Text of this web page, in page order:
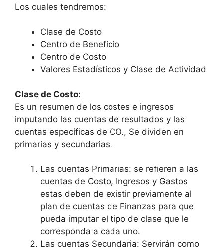
Los cuales tendremos:
Clase de Costo
Centro de Beneficio
Centro de Costo
Valores Estadísticos y Clase de Actividad
Clase de Costo:
Es un resumen de los costes e ingresos
imputando las cuentas de resultados y las
cuentas específicas de CO., Se dividen en
primarias y secundarias.
Las cuentas Primarias: se refieren a las
cuentas de Costo, Ingresos y Gastos
estas deben de existir previamente al
plan de cuentas de Finanzas para que
pueda imputar el tipo de clase que le
corresponda a cada uno.
Las cuentas Secundaria: Servirán como